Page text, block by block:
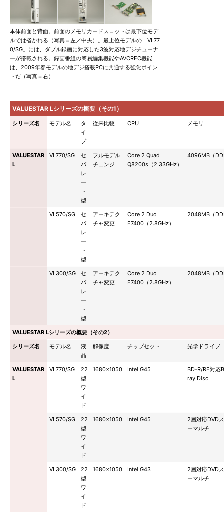
本体前面と背面。前面のメモリカードスロットは最下位モデ
ルでは省かれる（写真＝左／中央）。最上位モデルの「VL77
0/SG」には、ダブル録画に対応した3波対応地デジチューナ
ーが搭載される。録画番組の簡易編集機能やAVCREC機能
は、2009年春モデルの地デジ搭載PCに共通する強化ポイン
トだ（写真＝右）
VALUESTAR Lシリーズの概要（その1）
シリーズ名 モデル名
タ
イ
プ
従来比較 CPU メモリ
VALUESTAR
L
VL770/SG
セ
パ
レ
ー
ト
型
フルモデル
チェンジ
Core 2 Quad
Q8200s（2.33GHz）
4096MB（
VL570/SG
セ
パ
レ
ー
ト
型
アーキテク
チャ変更
Core 2 Duo
E7400（2.8GHz）
2048MB（
VL300/SG
セ
パ
レ
ー
ト
型
アーキテク
チャ変更
Core 2 Duo
E7400（2.8GHz）
2048MB（
VALUESTAR Lシリーズの概要（その2）
シリーズ名
モデル名
液
晶
解像度 チップセット 光学ドライブ
VALUESTAR
L
VL770/SG
22
型
ワ
イ
ド
1680×1050 Intel G45
BD-R/RE対応
ray Disc
VL570/SG
22
型
ワ
イ
ド
1680×1050 Intel G45
2層対応DVD
ーマルチ
VL300/SG
22
型
ワ
イ
ド
1680×1050 Intel G43
2層対応DVD
ーマルチ